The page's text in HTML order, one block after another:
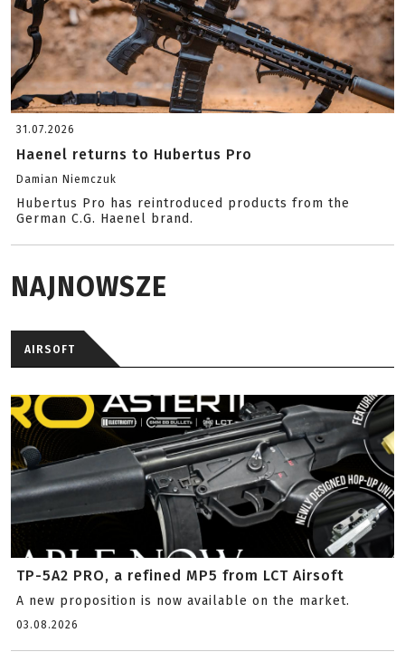
31.07.2026
Haenel returns to Hubertus Pro
Damian Niemczuk
Hubertus Pro has reintroduced products from the
German C.G. Haenel brand.
NAJNOWSZE
AIRSOFT
TP-5A2 PRO, a refined MP5 from LCT Airsoft
A new proposition is now available on the market.
03.08.2026